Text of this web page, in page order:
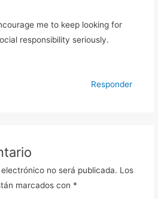
me to keep looking for
responsibility seriously.
Responder
no será publicada. Los
marcados con *